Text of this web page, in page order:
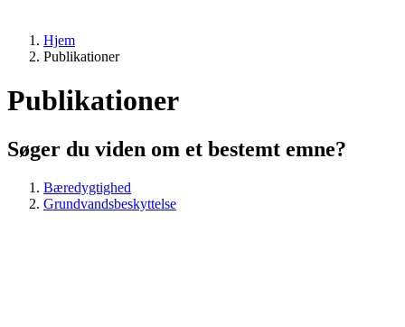
Hjem
Publikationer
Publikationer
Søger du viden om et bestemt emne?
Bæredygtighed
Grundvandsbeskyttelse